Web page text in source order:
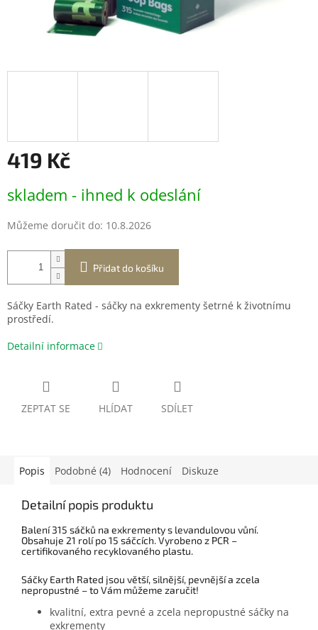
419 Kč
cena:
skladem - ihned k odeslání
Můžeme doručit do: 10.8.2026
Přidat do košíku
Sáčky Earth Rated - sáčky na exkrementy šetrné k životnímu
prostředí.
Detailní informace
ZEPTAT SE HLÍDAT SDÍLET
Popis Podobné (4) Hodnocení Diskuze
Detailní popis produktu
Balení 315 sáčků na exkrementy s levandulovou vůní.
Obsahuje 21 rolí po 15 sáčcích. Vyrobeno z PCR –
certifikovaného recyklovaného plastu.
Sáčky Earth Rated jsou větší, silnější, pevnější a zcela
nepropustné – to Vám můžeme zaručit!
kvalitní, extra pevné a zcela nepropustné sáčky na
exkrementy